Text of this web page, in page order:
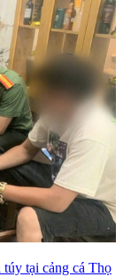
tại cảng cá Thọ